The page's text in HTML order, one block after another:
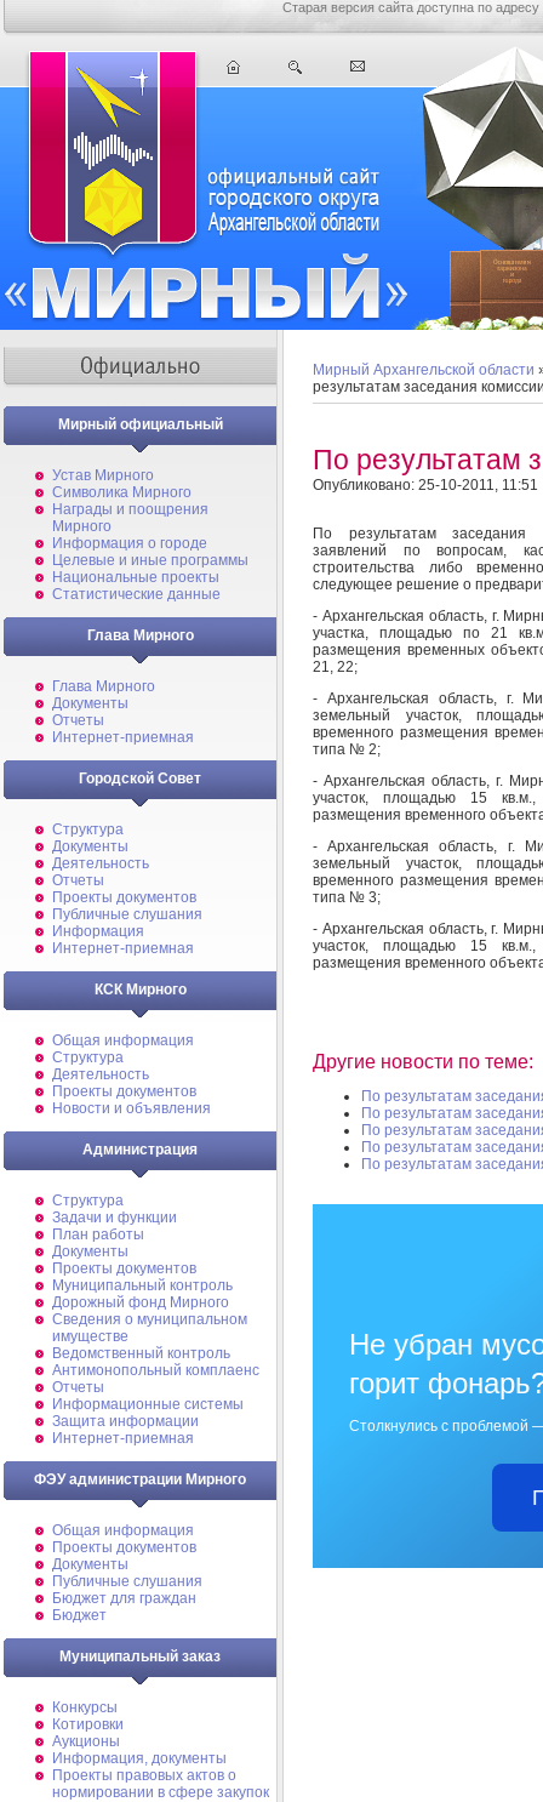
Старая версия сайта доступна по адресу
Мирный официальный
Устав Мирного
Символика Мирного
Награды и поощрения
Мирного
Информация о городе
Целевые и иные программы
Национальные проекты
Статистические данные
Глава Мирного
Глава Мирного
Документы
Отчеты
Интернет-приемная
Городской Совет
Структура
Документы
Деятельность
Отчеты
Проекты документов
Публичные слушания
Информация
Интернет-приемная
КСК Мирного
Общая информация
Структура
Деятельность
Проекты документов
Новости и объявления
Администрация
Структура
Задачи и функции
План работы
Документы
Проекты документов
Муниципальный контроль
Дорожный фонд Мирного
Cведения о муниципальном
имуществе
Ведомственный контроль
Антимонопольный комплаенс
Отчеты
Информационные системы
Защита информации
Интернет-приемная
ФЭУ администрации Мирного
Общая информация
Проекты документов
Документы
Публичные слушания
Бюджет для граждан
Бюджет
Муниципальный заказ
Конкурсы
Котировки
Аукционы
Информация, документы
Проекты правовых актов о
нормировании в сфере закупок
Мирный Архангельской области
результатам заседания
По результатам
Опубликовано: 25-10-2011, 11:51
По результатам заседания
заявлений по вопросам,
строительства либо
следующее решение о
- Архангельская область, г.
участка, площадью по 21
размещения временных
21, 22;
- Архангельская область,
земельный участок,
временного размещения
типа № 2;
- Архангельская область, г.
участок, площадью 15 кв.м.,
размещения временного
- Архангельская область,
земельный участок,
временного размещения
типа № 3;
- Архангельская область, г.
участок, площадью 15 кв.м.,
размещения временного
Другие новости по теме:
По результатам
По результатам
По результатам
По результатам
По результатам
Не убран
горит
Столкнулись с проблемой